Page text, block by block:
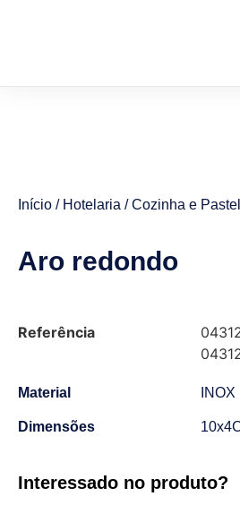
Início / Hotelaria /Cozinha e
Aro redondo
Referência
Material INOX
Dimensões
Interessado no produto?